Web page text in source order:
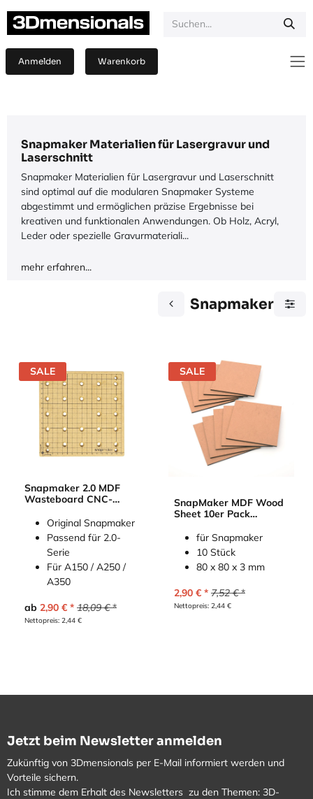
Anmelden Warenkorb
Snapmaker Materialien für Lasergravur und
Laserschnitt
Snapmaker Materialien für Lasergravur und Laserschnitt
sind optimal auf die modularen Snapmaker Systeme
abgestimmt und ermöglichen präzise Ergebnisse bei
kreativen und funktionalen Anwendungen. Ob Holz, Acryl,
Leder oder spezielle Gravurmateriali...
mehr erfahren...
Snapmaker
SALE
Snapmaker 2.0 MDF
Wasteboard CNC-
Abfallbrett)
Original Snapmaker
Passend für 2.0-
Serie
Für A150 / A250 /
A350
ab 2,90 € 18,09€
Nettopreis: 2,44 €
SALE
SnapMaker MDF Wood
Sheet 10er Pack
für Snapmaker
10 Stück
80 x 80 x 3 mm
2,90€ 7,52€
Nettopreis: 2,44€
Jetzt beim Newsletter anmelden
Zukünftig von 3Dmensionals per E-Mail informiert werden und
Vorteile sichern.
Ich stimme dem Erhalt des Newsletters zu den Themen: 3D-